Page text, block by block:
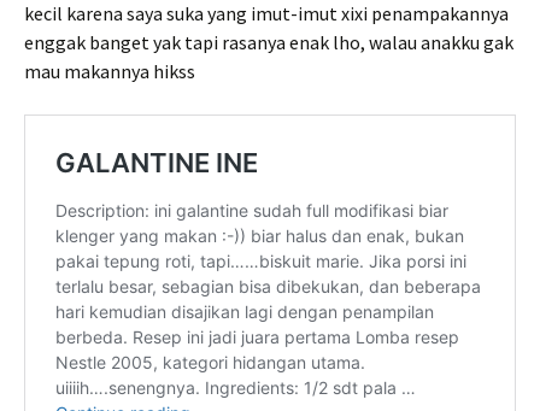
kecil karena saya suka yang imut-imut xixi penampakannya
enggak banget yak tapi rasanya enak lho, walau anakku gak
mau makannya hikss